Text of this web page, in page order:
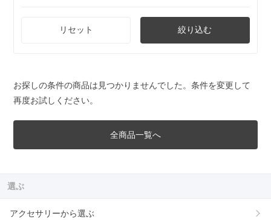
リセット 絞り込む
お探しの条件の商品は見つかりませんでした。条件を変更して
再度お試しください。
全商品一覧へ
選ぶ
アクセサリーから選ぶ